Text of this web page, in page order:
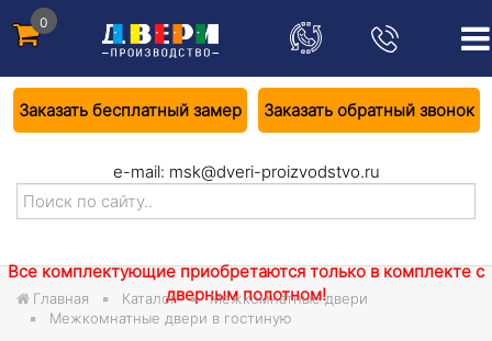
0
Заказать бесплатный замер Заказать обратный звонок
e-mail: msk@dveri-proizvodstvo.ru
Все комплектующие приобретаются только в комплекте с
дверным полотном!
Главная Каталог
Межкомнатные двери
Межкомнатные двери в гостиную